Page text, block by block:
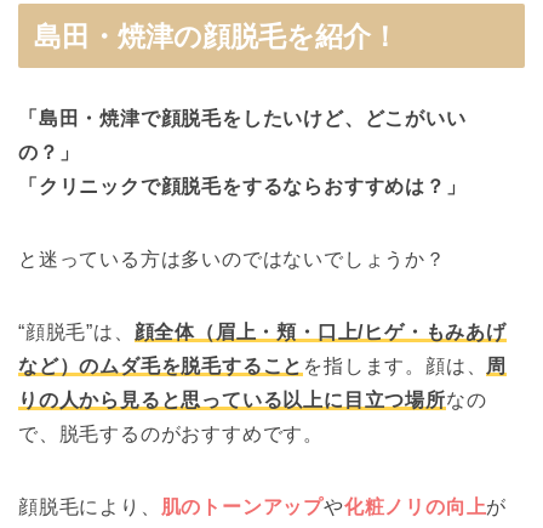
島田・焼津の顔脱毛を紹介！
「島田・焼津で顔脱毛をしたいけど、どこがいい
の？」
「クリニックで顔脱毛をするならおすすめは？」
と迷っている方は多いのではないでしょうか？
“顔脱毛”は、 顔全体（眉上・頬・口上/ヒゲ・もみあげ
など）のムダ毛を脱毛すること を指します。顔は、 周
りの人から見ると思っている以上に目立つ場所なの
で、脱毛するのがおすすめです。
顔脱毛により、 肌のトーンアップや化粧ノリの向上が